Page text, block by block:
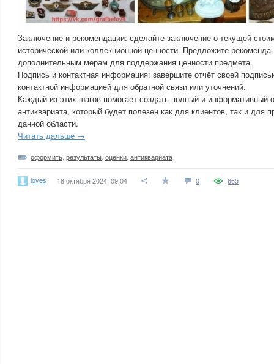
Заключение и рекомендации: сделайте заключение о текущей
исторической или коллекционной ценности. Предложите
дополнительным мерам для поддержания ценности предмета.
Подпись и контактная информация: завершите отчёт своей
контактной информацией для обратной связи или уточнений.
Каждый из этих шагов помогает создать полный и информативный
антиквариата, который будет полезен как для клиентов, так и для
данной области.
Читать дальше →
оформить результаты оценки антиквариата
loves 18 октября 2024, 09:04 0 665